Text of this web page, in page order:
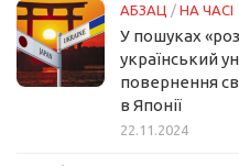
АБЗАЦ / НА ЧАСІ
У пошуках
український
повернення
в Японії
22.11.2024